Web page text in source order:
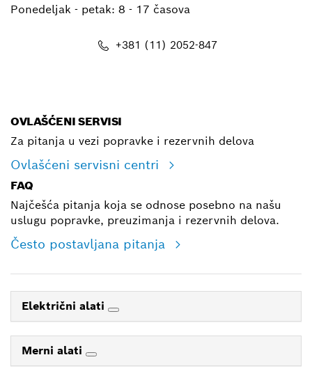
Ponedeljak - petak: 8 - 17 časova
+381 (11) 2052-847
OVLAŠĆENI SERVISI
Za pitanja u vezi popravke i rezervnih delova
Ovlašćeni servisni centri
FAQ
Najčešća pitanja koja se odnose posebno na našu
uslugu popravke, preuzimanja i rezervnih delova.
Često postavljana pitanja
Električni alati
Merni alati